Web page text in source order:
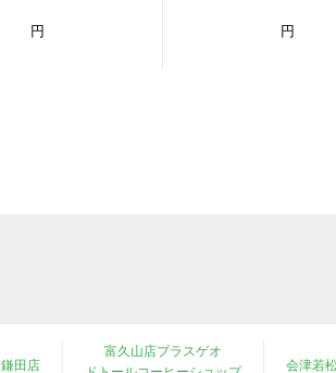
円 円
鎌田店
富久山店プラスゲオ
会津若